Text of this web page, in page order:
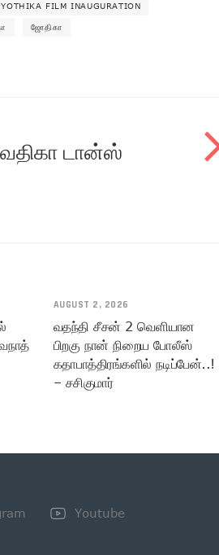
FILM INAUGURATION
ஜோதிகா
டான்ஸ்
AUGUST 2, 2026
வதந்தி சீசன் 2 வெளியான
பிறகு நான் நிறைய போலீஸ்
கதாபாத்திரங்களில் நடிப்பேன்..!
– சசிகுமார்
Youtube